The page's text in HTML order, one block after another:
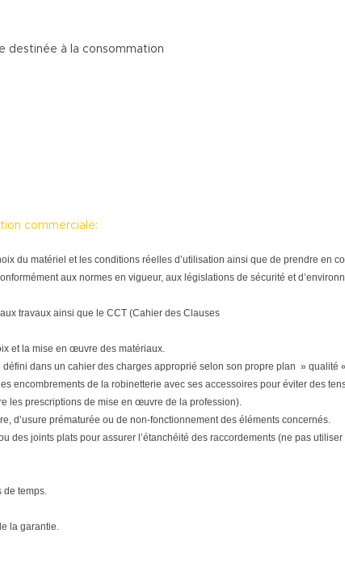
destinée à la consommation
commerciale:
du matériel et les conditions réelles d’utilisation ainsi que de prendre en
aux normes en vigueur, aux législations de sécurité et
travaux ainsi que le CCT (Cahier des Clauses
et la mise en œuvre des matériaux.
dans un cahier des charges approprié selon son propre plan » qualité
encombrements de la robinetterie avec ses accessoires pour éviter des
les prescriptions de mise en œuvre de la profession).
d’usure prématurée ou de non-fonctionnement des éléments concernés.
des joints plats pour assurer l’étanchéité des raccordements (ne pas
de temps.
la garantie.